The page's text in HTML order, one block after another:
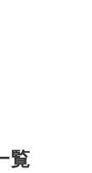
覧